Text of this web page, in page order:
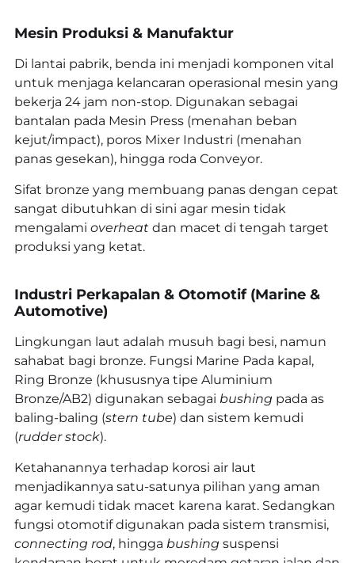
Mesin Produksi & Manufaktur
Di lantai pabrik, benda ini menjadi komponen vital
untuk menjaga kelancaran operasional mesin yang
bekerja 24 jam non-stop. Digunakan sebagai
bantalan pada Mesin Press (menahan beban
kejut/impact), poros Mixer Industri (menahan
panas gesekan), hingga roda Conveyor.
Sifat bronze yang membuang panas dengan cepat
sangat dibutuhkan di sini agar mesin tidak
mengalami overheat dan macet di tengah target
produksi yang ketat.
Industri Perkapalan & Otomotif (Marine &
Automotive)
Lingkungan laut adalah musuh bagi besi, namun
sahabat bagi bronze. Fungsi Marine Pada kapal,
Ring Bronze (khususnya tipe Aluminium
Bronze/AB2) digunakan sebagai bushing pada as
baling-baling (stern tube) dan sistem kemudi
(rudder stock).
Ketahanannya terhadap korosi air laut
menjadikannya satu-satunya pilihan yang aman
agar kemudi tidak macet karena karat. Sedangkan
fungsi otomotif digunakan pada sistem transmisi,
connecting rod, hingga bushing suspensi